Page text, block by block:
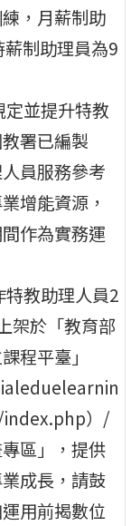
，月薪制助
制助理員為9
並提升特教
署已編製
員服務參考
增能資源，
作為實務運
教助理人員2
架於「教育部
程平臺」
）/
專區」，提供
成長，請鼓
用前揭數位